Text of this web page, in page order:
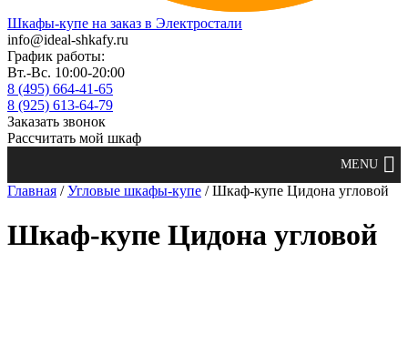
Шкафы-купе на заказ в Электростали
info@ideal-shkafy.ru
График работы:
Вт.-Вс. 10:00-20:00
8 (495) 664-41-65
8 (925) 613-64-79
Заказать звонок
Рассчитать мой шкаф
Главная /Угловые шкафы-купе / Шкаф-купе Цидона угловой
Шкаф-купе Цидона угловой